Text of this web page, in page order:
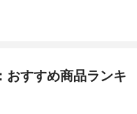
おすすめ商品ランキ